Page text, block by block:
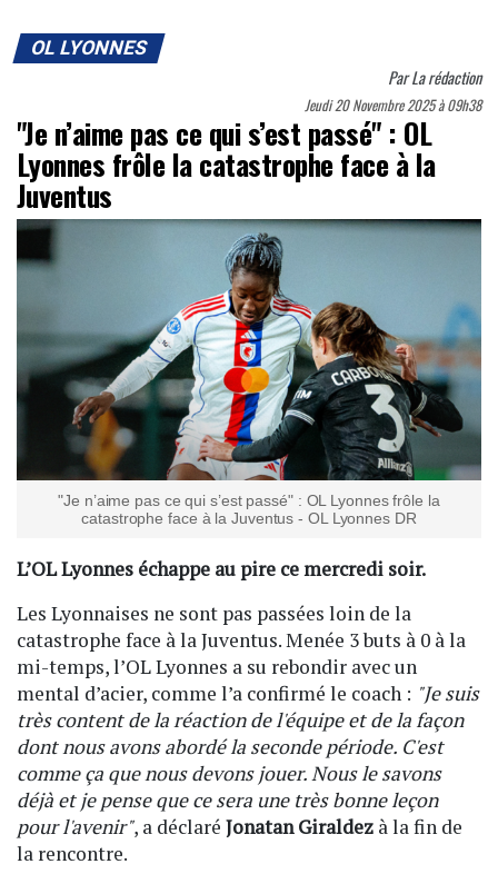
OL LYONNES
ParLa rédaction
Jeudi 20 Novembre 2025 à 09h38
"Je n’aime pas ce qui s’est passé" : OL
Lyonnes frôle la catastrophe face à la
Juventus
"Je n’aime pas ce qui s’est passé" : OL Lyonnes frôle la
catastrophe face à la Juventus - OL Lyonnes DR
L’OL Lyonnes échappe au pire ce mercredi soir.
Les Lyonnaises ne sont pas passées loin de la
catastrophe face à la Juventus. Menée 3 buts à 0 à la
mi-temps, l’OL Lyonnes a su rebondir avec un
mental d’acier, comme l’a confirmé le coach : "Je suis
très content de la réaction de l'équipe et de la façon
dont nous avons abordé la seconde période. C'est
comme ça que nous devons jouer. Nous le savons
déjà et je pense que ce sera une très bonne leçon
pour l'avenir", a déclaré Jonatan Giraldez à la fin de
la rencontre.